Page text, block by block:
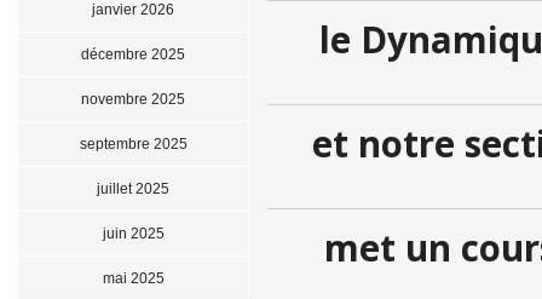
le
et notre
met un
janvier 2026
décembre 2025
novembre 2025
septembre 2025
juillet 2025
juin 2025
mai 2025